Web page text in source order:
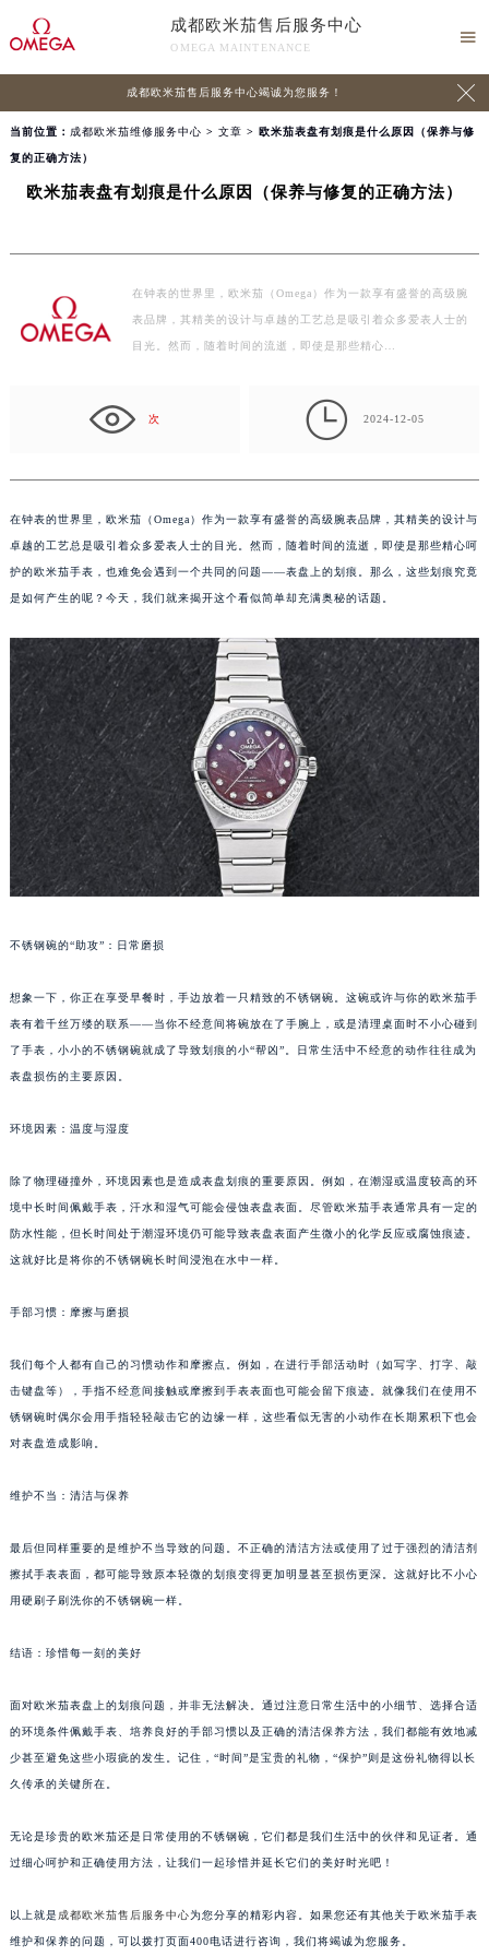
成都欧米茄售后服务中心
OMEGA MAINTENANCE

成都欧米茄售后服务中心竭诚为您服务！ 
当前位置： 成都欧米茄维修服务中心 > 文章 > 欧米茄表盘有划痕是什么原因（保养与修
复的正确方法）
欧米茄表盘有划痕是什么原因（保养与修复的正确方法）
在钟表的世界里，欧米茄（Omega）作为一款享有盛誉的高级腕
表品牌，其精美的设计与卓越的工艺总是吸引着众多爱表人士的
目光。然而，随着时间的流逝，即使是那些精心…
次  2024-12-05
在钟表的世界里，欧米茄（Omega）作为一款享有盛誉的高级腕表品牌，其精美的设计与
卓越的工艺总是吸引着众多爱表人士的目光。然而，随着时间的流逝，即使是那些精心呵
护的欧米茄手表，也难免会遇到一个共同的问题——表盘上的划痕。那么，这些划痕究竟
是如何产生的呢？今天，我们就来揭开这个看似简单却充满奥秘的话题。
不锈钢碗的“助攻”：日常磨损
想象一下，你正在享受早餐时，手边放着一只精致的不锈钢碗。这碗或许与你的欧米茄手
表有着千丝万缕的联系——当你不经意间将碗放在了手腕上，或是清理桌面时不小心碰到
了手表，小小的不锈钢碗就成了导致划痕的小“帮凶”。日常生活中不经意的动作往往成为
表盘损伤的主要原因。
环境因素：温度与湿度
除了物理碰撞外，环境因素也是造成表盘划痕的重要原因。例如，在潮湿或温度较高的环
境中长时间佩戴手表，汗水和湿气可能会侵蚀表盘表面。尽管欧米茄手表通常具有一定的
防水性能，但长时间处于潮湿环境仍可能导致表盘表面产生微小的化学反应或腐蚀痕迹。
这就好比是将你的不锈钢碗长时间浸泡在水中一样。
手部习惯：摩擦与磨损
我们每个人都有自己的习惯动作和摩擦点。例如，在进行手部活动时（如写字、打字、敲
击键盘等），手指不经意间接触或摩擦到手表表面也可能会留下痕迹。就像我们在使用不
锈钢碗时偶尔会用手指轻轻敲击它的边缘一样，这些看似无害的小动作在长期累积下也会
对表盘造成影响。
维护不当：清洁与保养
最后但同样重要的是维护不当导致的问题。不正确的清洁方法或使用了过于强烈的清洁剂
擦拭手表表面，都可能导致原本轻微的划痕变得更加明显甚至损伤更深。这就好比不小心
用硬刷子刷洗你的不锈钢碗一样。
结语：珍惜每一刻的美好
面对欧米茄表盘上的划痕问题，并非无法解决。通过注意日常生活中的小细节、选择合适
的环境条件佩戴手表、培养良好的手部习惯以及正确的清洁保养方法，我们都能有效地减
少甚至避免这些小瑕疵的发生。记住，“时间”是宝贵的礼物，“保护”则是这份礼物得以长
久传承的关键所在。
无论是珍贵的欧米茄还是日常使用的不锈钢碗，它们都是我们生活中的伙伴和见证者。通
过细心呵护和正确使用方法，让我们一起珍惜并延长它们的美好时光吧！
以上就是 成都欧米茄售后服务中心为您分享的精彩内容。如果您还有其他关于欧米茄手表
维护和保养的问题，可以拨打页面400电话进行咨询，我们将竭诚为您服务。